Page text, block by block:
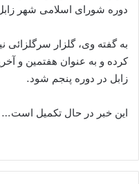
دوره شورای اسلامی شهر
کرده و به عنوان هفتمین و
زابل در دوره پنجم شود.
این خبر در حال تکمیل است…